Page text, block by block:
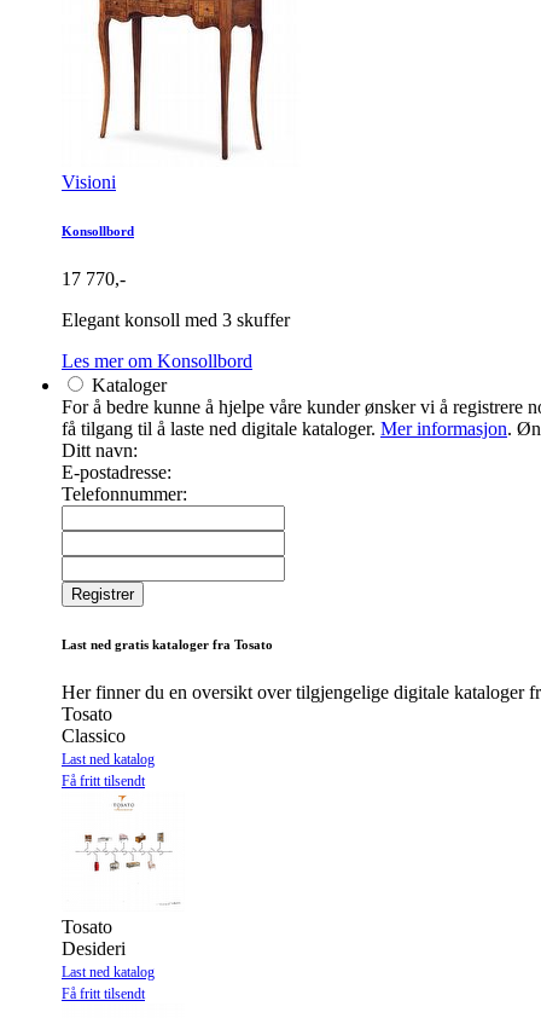
Visioni
Konsollbord
17 770,-
Elegant konsoll med 3 skuffer
Les mer om Konsollbord
Kataloger
For å bedre kunne å hjelpe våre kunder ønsker vi å
få tilgang til å laste ned digitale kataloger. Mer informasjon.
Ditt navn:
E-postadresse:
Telefonnummer:
Last ned gratis kataloger fra Tosato
Her finner du en oversikt over tilgjengelige digitale kataloger
Tosato
Classico
Last ned katalog
Få fritt tilsendt
Tosato
Desideri
Last ned katalog
Få fritt tilsendt